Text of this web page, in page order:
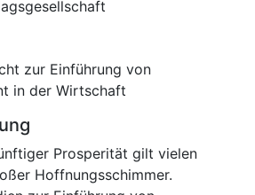
zur Einführung von
in der Wirtschaft
Prosperität gilt vielen
Hoffnungsschimmer.